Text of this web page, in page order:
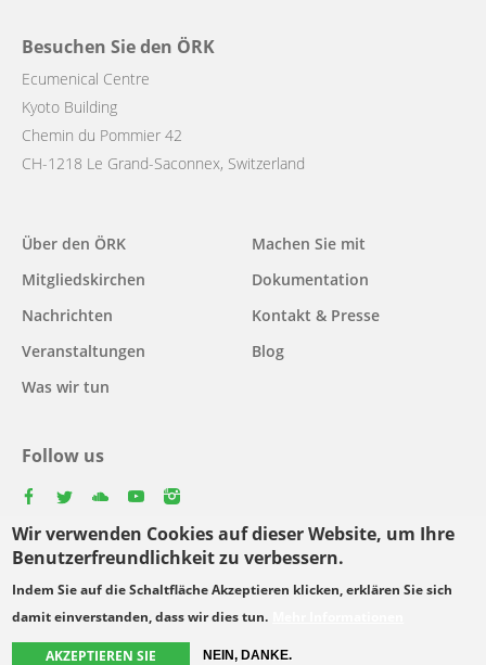
Wir verwenden Cookies auf dieser Website, um Ihre
Benutzerfreundlichkeit zu verbessern.
Indem Sie auf die Schaltfläche Akzeptieren klicken, erklären Sie sich
damit einverstanden, dass wir dies tun.
AKZEPTIEREN SIE NEIN, DANKE.
Besuchen Sie den ÖRK
Ecumenical Centre
Kyoto Building
Chemin du Pommier 42
CH-1218 Le Grand-Saconnex, Switzerland
Main
navigation
Über den ÖRK
Mitgliedskirchen
Nachrichten
Veranstaltungen
Was wir tun
Machen Sie mit
Dokumentation
Kontakt & Presse
Blog
Follow us
Select
your
language
Footer
© Copyright WCC 2026
Bedingungen für die Nutzung
Datenschutzgrundsätze